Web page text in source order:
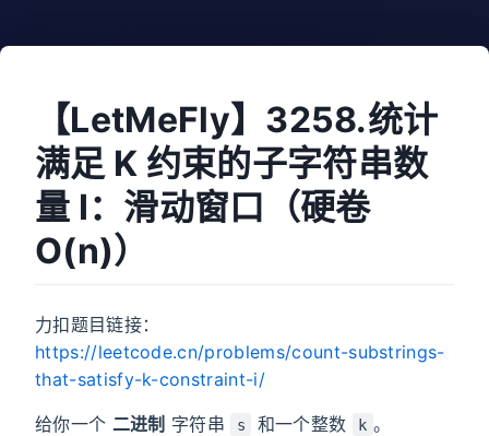
【LetMeFly】3258.统计
满足 K 约束的子字符串数
量 I：滑动窗口（硬卷
O(n)）
力扣题目链接：
https://leetcode.cn/problems/count-substrings-
that-satisfy-k-constraint-i/
给你一个 二进制 字符串 s 和一个整数 k 。